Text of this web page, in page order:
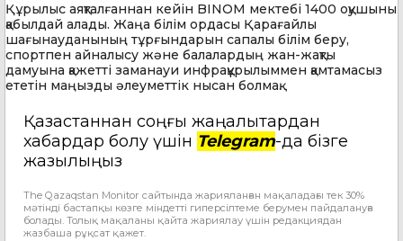
Құрылыс аяқталғаннан кейін BINOM мектебі 1400 оқушыны
қабылдай алады. Жаңа білім ордасы Қарағайлы
шағынауданының тұрғындарын сапалы білім беру,
спортпен айналысу және балалардың жан-жақты
дамуына қажетті заманауи инфрақұрылыммен қамтамасыз
ететін маңызды әлеуметтік нысан болмақ.
Қазақстаннан соңғы жаңалықтардан
хабардар болу үшін Telegram-да бізге
жазылыңыз
The Qazaqstan Monitor сайтында жарияланған мақаладағы тек 30%
мәтінді бастапқы көзге міндетті гиперсілтеме берумен пайдалануға
болады. Толық мақаланы қайта жариялау үшін редакциядан
жазбаша рұқсат қажет.